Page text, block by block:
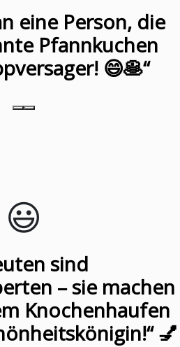
eine Person, die
Pfannkuchen
😄🥞“
😃️
sind
– sie machen
Knochenhaufen
💅